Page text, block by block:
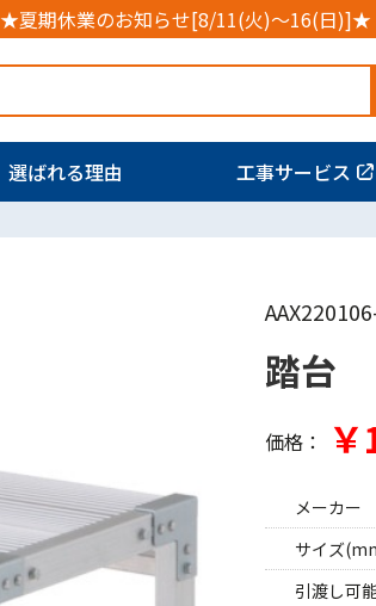
★夏期休業のお知らせ[8/11(火)～16(日)]★
選ばれる理由 工事サービス
踏台
価格：
メーカー
サイズ
引渡し可